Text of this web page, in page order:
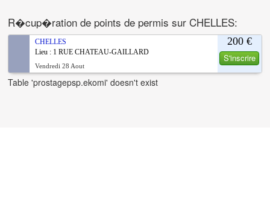
R�cup�ration de points de permis sur CHELLES:
200 €
S'inscrire
CHELLES
Lieu : 1 RUE CHATEAU-GAILLARD
Vendredi 28 Aout
Table 'prostagepsp.ekomi' doesn't exist